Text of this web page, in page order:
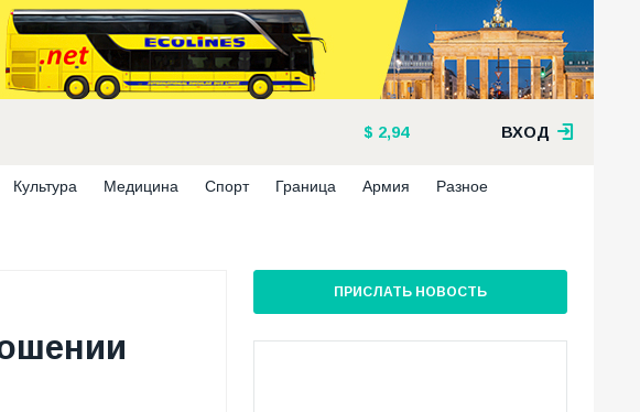
2,94 ВХОД
Культура Медицина Спорт Граница Армия Разное
ПРИСЛАТЬ НОВОСТЬ